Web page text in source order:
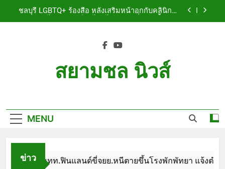
ชลบุรี LGBTQ+ ร้องสื่อ หลังเสริมหน้าอกกับคลินิกชื่อ
ก่อนพบเป็นศพเปลือยยัดกระเป๋า ทิ้งริมทางรถไฟ รวบ
คาสนามบินขณะเตรียมบินกลับประเทศ
ล้าน ปรับ ห้องประชุม–ห้องผู้บริหาร
ชลบุรี นทท.ฟินแลนด์ขี่จยย.หนีตายขึ้นโรงพักพัทยา
รับผิดชอบ พร้อมเตือนอย่าหลงเชื่อรีวิวราคาถูก
ชลบุรี หนุ่มใหญ่ออสซี่พาสาวไทยวัย 17 เข้าคอนโด
ชลบุรี ฉลุยก่อนหมดวาระ! สภาเมืองพัทยา ผ่านงบ 5.7
สยามชล นิวส์
MENU
ข่าว
ชลบุรี นทท.ฟินแลนด์ขี่จยย.หนีตายขึ้นโรงพักพัทยา แจ้งตำรว